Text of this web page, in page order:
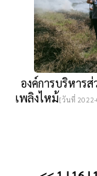
องค์การบริหาร
เพลิงไหม้[วันที่